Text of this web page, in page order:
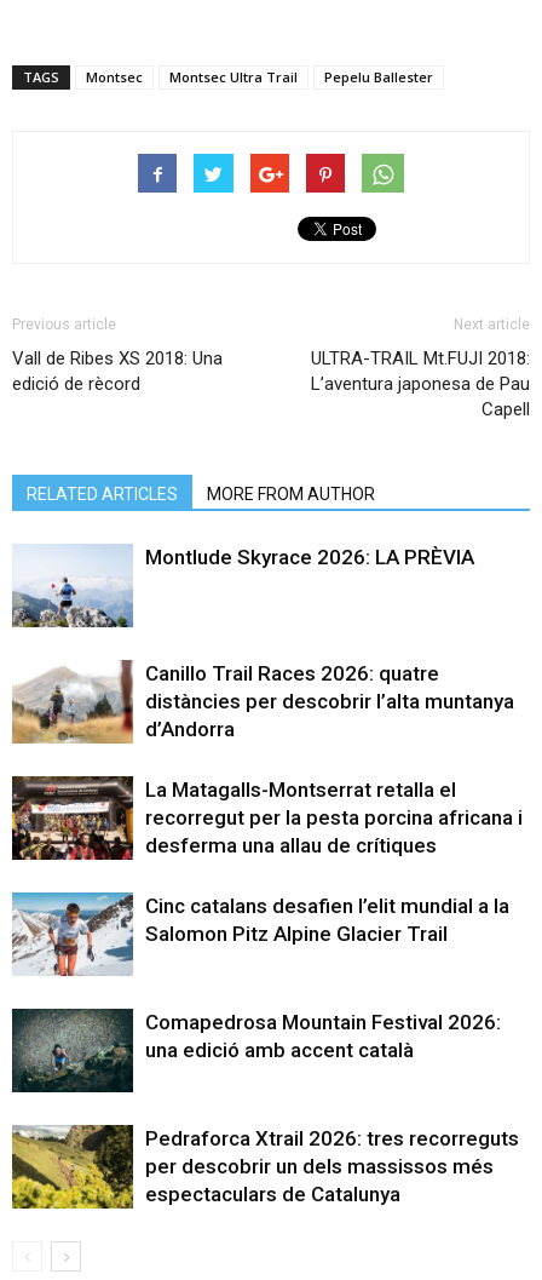
TAGS Montsec Montsec Ultra Trail Pepelu Ballester
Previous article
Vall de Ribes XS 2018: Una
edició de rècord
Next article
ULTRA-TRAIL Mt.FUJI 2018:
L’aventura japonesa de Pau
Capell
RELATED ARTICLES MORE FROM AUTHOR
Montlude Skyrace 2026: LA PRÈVIA
Canillo Trail Races 2026: quatre
distàncies per descobrir l’alta muntanya
d’Andorra
La Matagalls-Montserrat retalla el
recorregut per la pesta porcina africana i
desferma una allau de crítiques
Cinc catalans desafien l’elit mundial a la
Salomon Pitz Alpine Glacier Trail
Comapedrosa Mountain Festival 2026:
una edició amb accent català
Pedraforca Xtrail 2026: tres recorreguts
per descobrir un dels massissos més
espectaculars de Catalunya